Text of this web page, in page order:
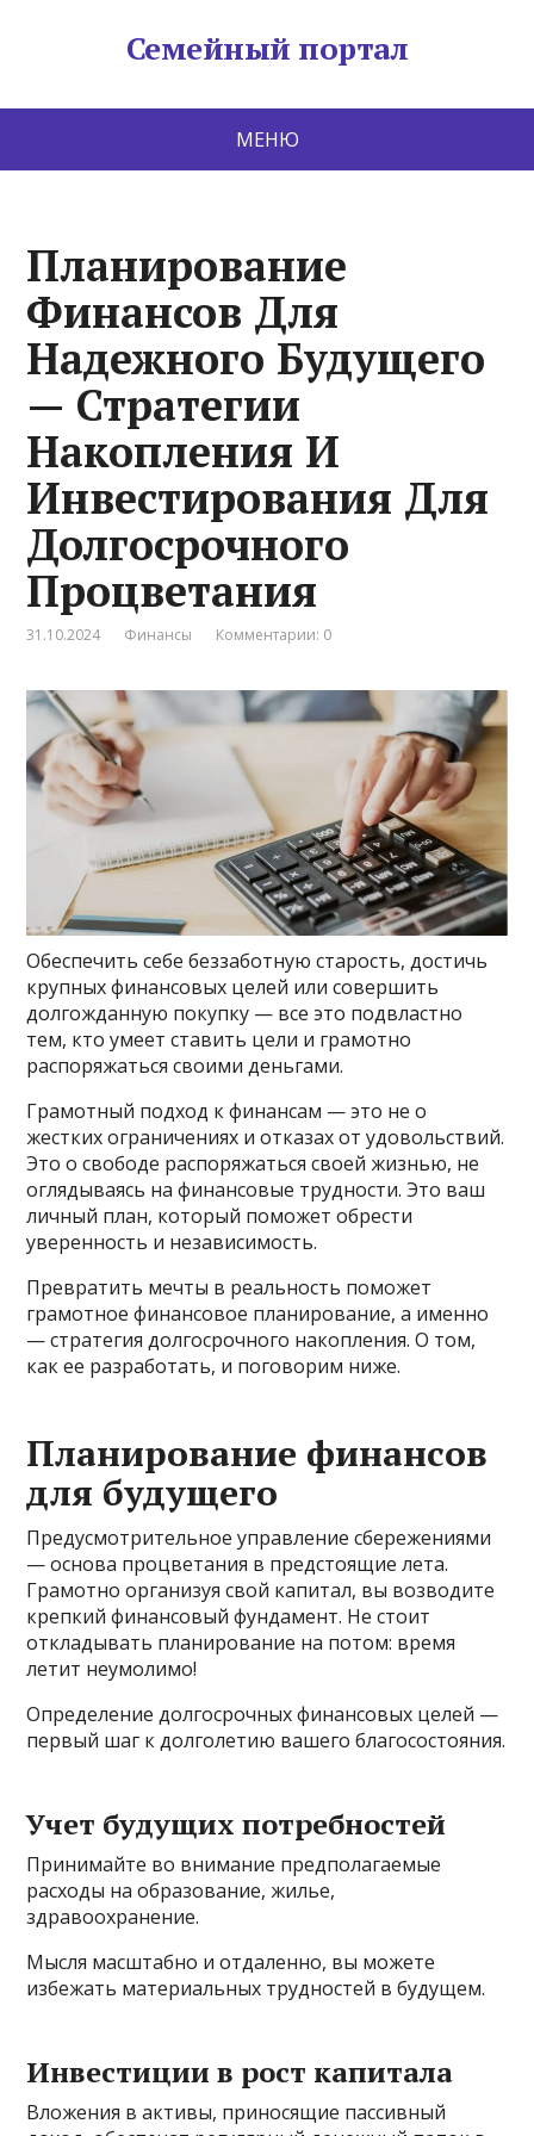
Семейный портал
МЕНЮ
Планирование
Финансов Для
Надежного Будущего
— Стратегии
Накопления И
Инвестирования Для
Долгосрочного
Процветания
31.10.2024 Финансы Комментарии: 0
Обеспечить себе беззаботную старость, достичь
крупных финансовых целей или совершить
долгожданную покупку — все это подвластно
тем, кто умеет ставить цели и грамотно
распоряжаться своими деньгами.
Грамотный подход к финансам — это не о
жестких ограничениях и отказах от удовольствий.
Это о свободе распоряжаться своей жизнью, не
оглядываясь на финансовые трудности. Это ваш
личный план, который поможет обрести
уверенность и независимость.
Превратить мечты в реальность поможет
грамотное финансовое планирование, а именно
— стратегия долгосрочного накопления. О том,
как ее разработать, и поговорим ниже.
Планирование финансов
для будущего
Предусмотрительное управление сбережениями
— основа процветания в предстоящие лета.
Грамотно организуя свой капитал, вы возводите
крепкий финансовый фундамент. Не стоит
откладывать планирование на потом: время
летит неумолимо!
Определение долгосрочных финансовых целей —
первый шаг к долголетию вашего благосостояния.
Учет будущих потребностей
Принимайте во внимание предполагаемые
расходы на образование, жилье,
здравоохранение.
Мысля масштабно и отдаленно, вы можете
избежать материальных трудностей в будущем.
Инвестиции в рост капитала
Вложения в активы, приносящие пассивный